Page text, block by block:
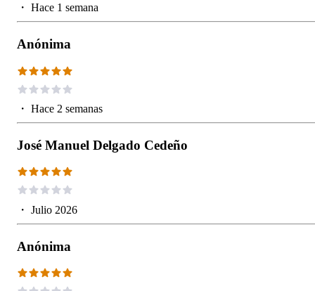
・ Hace 1 semana
Anónima
・ Hace 2 semanas
José Manuel Delgado Cedeño
・ Julio 2026
Anónima